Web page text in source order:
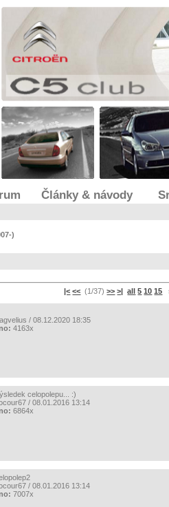
Články & návody
)
|< << (1/37)>> >| all 5 10 15
/ 08.12.2020 18:35
4163x
celopolepu... :)
/ 08.01.2016 13:14
6864x
/ 08.01.2016 13:14
7007x